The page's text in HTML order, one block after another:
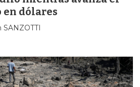
dólares
SANZOTTI